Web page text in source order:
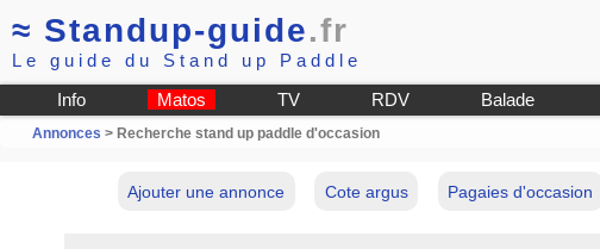
≈ Standup-guide.fr
Le guide du Stand up Paddle
Info Matos TV RDV Balade
Annonces > Recherche stand up paddle d'occasion
Ajouter une annonce Cote argus Pagaies d'occasion